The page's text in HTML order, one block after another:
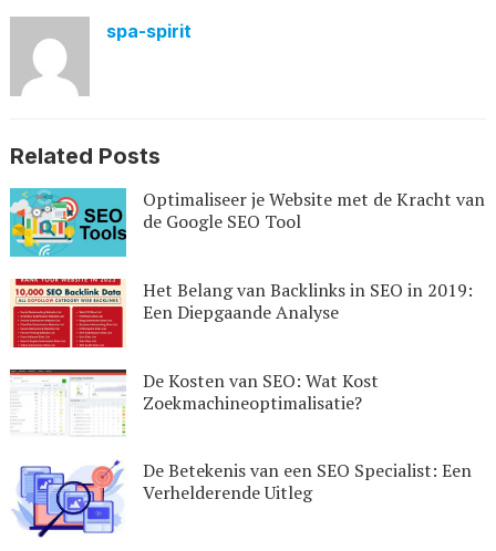
spa-spirit
Related Posts
Optimaliseer je Website met de Kracht van
de Google SEO Tool
Het Belang van Backlinks in SEO in 2019:
Een Diepgaande Analyse
De Kosten van SEO: Wat Kost
Zoekmachineoptimalisatie?
De Betekenis van een SEO Specialist: Een
Verhelderende Uitleg